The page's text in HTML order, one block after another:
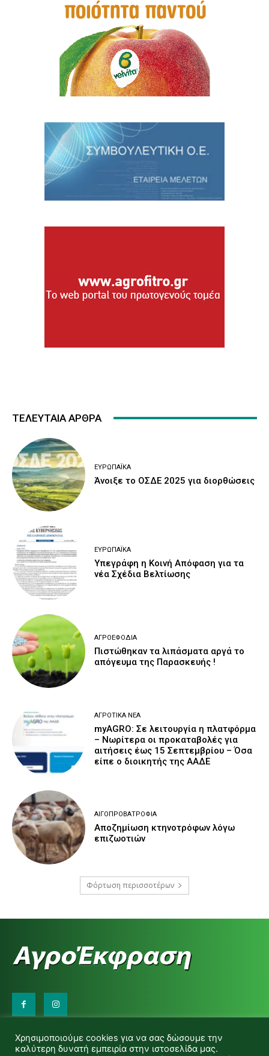
ΤΕΛΕΥΤΑΙΑ ΑΡΘΡΑ
ΕΥΡΩΠΑΪΚΆ
Άνοιξε το ΟΣΔΕ 2025 για διορθώσεις
ΕΥΡΩΠΑΪΚΆ
Υπεγράφη η Κοινή Απόφαση για τα
νέα Σχέδια Βελτίωσης
ΑΓΡΟΕΦΌΔΙΑ
Πιστώθηκαν τα λιπάσματα αργά το
απόγευμα της Παρασκευής !
ΑΓΡΟΤΙΚΆ ΝΈΑ
myAGRO: Σε λειτουργία η πλατφόρμα
– Νωρίτερα οι προκαταβολές για
αιτήσεις έως 15 Σεπτεμβρίου – Όσα
είπε ο διοικητής της ΑΑΔΕ
ΑΙΓΟΠΡΟΒΑΤΡΟΦΊΑ
Αποζημίωση κτηνοτρόφων λόγω
επιζωοτιών
Φόρτωση περισσοτέρων
d.makas@yahoo.gr
info@agrofitro.gr
Χρησιμοποιούμε cookies για να σας δώσουμε την
καλύτερη δυνατή εμπειρία στην ιστοσελίδα μας.